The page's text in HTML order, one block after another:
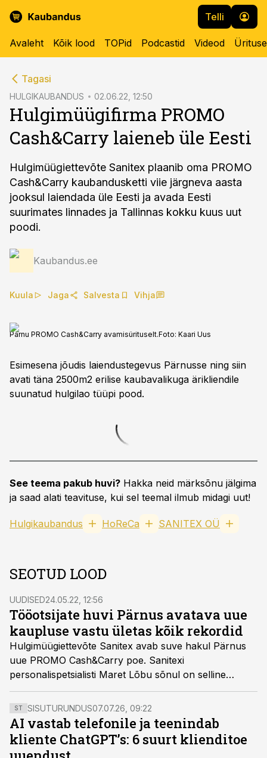
Telli
Avaleht Kõik lood TOPid Podcastid Videod
Tagasi
HULGIKAUBANDUS 02.06.22, 12:50
Hulgimüügifirma PROMO
Cash&Carry laieneb üle Eesti
Hulgimüügiettevõte Sanitex plaanib oma PROMO
Cash&Carry kaubandusketti viie järgneva aasta
jooksul laiendada üle Eesti ja avada Eesti
suurimates linnades ja Tallinnas kokku kuus uut
poodi.
Kaubandus.ee
Kuula Jaga Salvesta Vihja
Pärnu PROMO Cash&Carry avamisürituselt.Foto: Kaari Uus
Esimesena jõudis laiendustegevus Pärnusse ning siin
avati täna 2500m2 erilise kaubavalikuga ärikliendile
suunatud hulgilao tüüpi pood.
See teema pakub huvi? Hakka neid märksõnu jälgima
ja saad alati teavituse, kui sel teemal ilmub midagi uut!
Hulgikaubandus HoReCa SANITEX OÜ
SEOTUD LOOD
UUDISED24.05.22, 12:56
Tööotsijate huvi Pärnus avatava uue
kaupluse vastu ületas kõik rekordid
Hulgimüügiettevõte Sanitex avab suve hakul Pärnus
uue PROMO Cash&Carry poe. Sanitexi
personalispetsialisti Maret Lõbu sõnul on selline
tulemus tänasel tööturul erakordne.
ST SISUTURUNDUS07.07.26, 09:22
AI vastab telefonile ja teenindab
kliente ChatGPT’s: 6 suurt klienditoe